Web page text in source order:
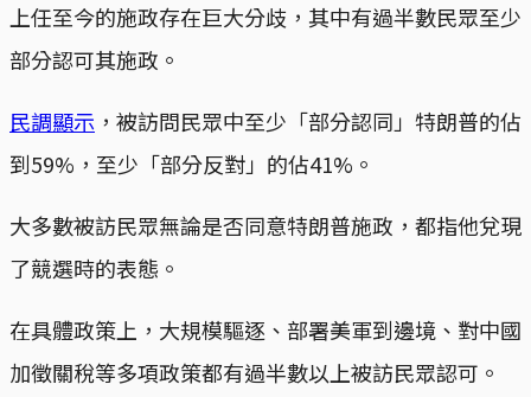
上任至今的施政存在巨大分歧，其中有過半數民眾至少
部分認可其施政。
民調顯示 ，被訪問民眾中至少「部分認同」特朗普的佔
到59%，至少「部分反對」的佔41%。
大多數被訪民眾無論是否同意特朗普施政，都指他兌現
了競選時的表態。
在具體政策上，大規模驅逐、部署美軍到邊境、對中國
加徵關稅等多項政策都有過半數以上被訪民眾認可。